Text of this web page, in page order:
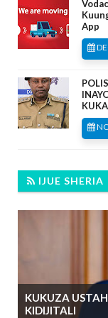
App
IJUE SHERIA
KUKUZA
KIDIJITALI